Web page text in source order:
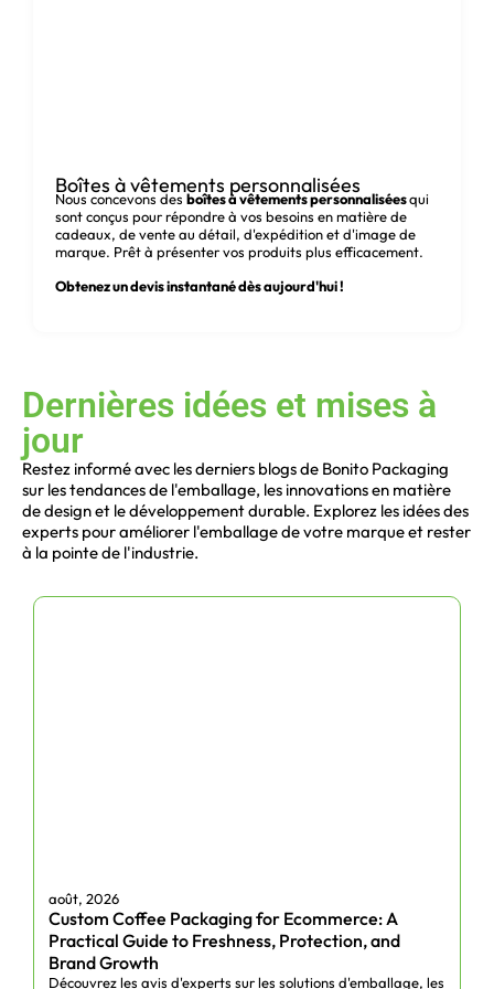
pouvez transformer des cartons ordinaires en
ambassadeurs de votre marque. Les
membres de notre équipe de conception sont
là pour vous aider à transmettre le ton de
votre marque à travers le design.
Boîtes de transport de
L'emballage de votre produit doit résister à la
manutention, au transport et à la
présentation. Nos boîtes de transport de bière
sont conçues pour être résistantes, faciles à
manipuler et attrayantes en rayon. Vous
pouvez choisir parmi de nombreuses variétés
de sacs, comme ceux fabriqués à partir de
de l'emballage.
risque de déplacement des produits et de
s'assurer qu'ils ne se cassent pas.
Boîtes à vêtements personnalisées
Nous concevons des boîtes à vêtements personnaliséesqui
sont conçus pour répondre à vos besoins en matière de
cadeaux, de vente au détail, d'expédition et d'image de
marque. Prêt à présenter vos produits plus efficacement.
Obtenez un devis instantané dès aujourd'hui !
Dernières idées et mises à
jour
Restez informé avec les derniers blogs de Bonito Packaging
sur les tendances de l'emballage, les innovations en matière
de design et le développement durable. Explorez les idées des
experts pour améliorer l'emballage de votre marque et rester
à la pointe de l'industrie.
août, 2026
Custom Coffee Packaging for Ecommerce: A
Practical Guide to Freshness, Protection, and
Brand Growth
Découvrez les avis d'experts sur les solutions d'emballage, les